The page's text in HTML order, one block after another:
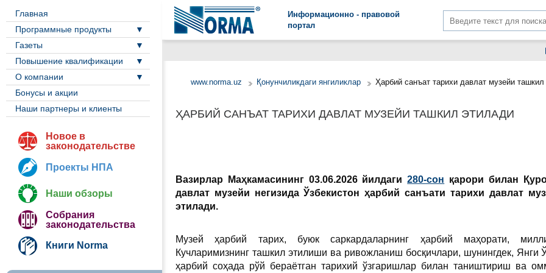
Информационно - правовой
портал
Главная
Программные продукты
Газеты
Повышение квалификации
О компании
Бонусы и акции
Наши партнеры и клиенты
Новое в
законодательстве
Проекты НПА
Наши обзоры
Собрания
законодательства
Книги Norma
www.norma.uz Қонунчиликдаги янгиликлар Ҳарбий санъат тарихи давлат музейи
ҲАРБИЙ САНЪАТ ТАРИХИ ДАВЛАТ МУЗЕЙИ ТАШКИЛ ЭТИЛАДИ
Вазирлар Маҳкамасининг 03.06.2026 йилдаги280-сон қарори билан
давлат музейи негизида Ўзбекистон ҳарбий санъати тарихи давлат
этилади.
Музей ҳарбий тарих, буюк саркардаларнинг ҳарбий маҳорати,
Кучларимизнинг ташкил этилиши ва ривожланиш босқичлари, шунингдек, Янги
ҳарбий соҳада рўй бераётган тарихий ўзгаришлар билан таништириш ва